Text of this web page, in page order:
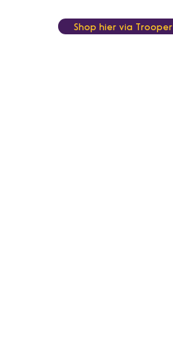
Shop hier via Trooper